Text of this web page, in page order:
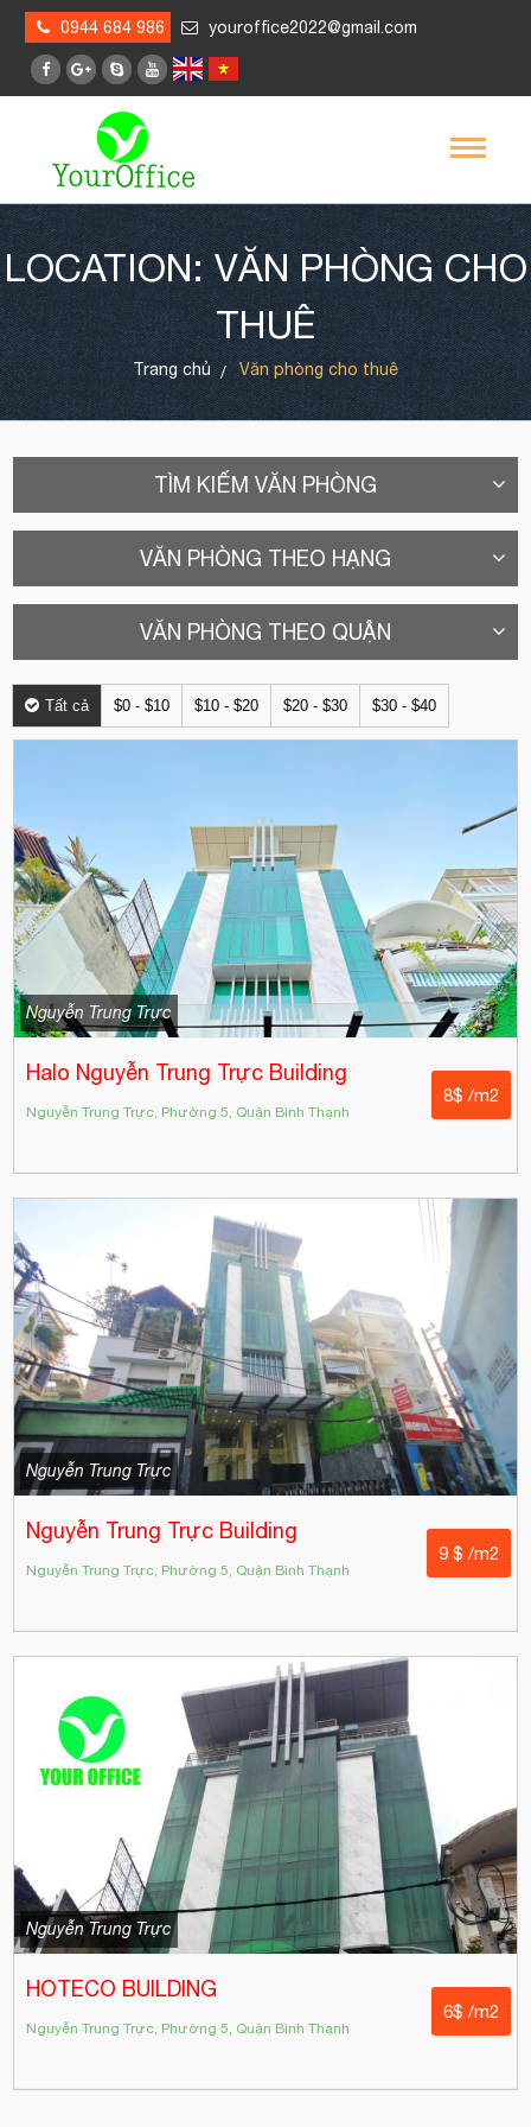
0944 684 986 youroffice2022@gmail.com
LOCATION: VĂN PHÒNG CHO
THUÊ
Trang chủ Văn phòng cho thuê
TÌM KIẾM VĂN PHÒNG
VĂN PHÒNG THEO HẠNG
VĂN PHÒNG THEO QUẬN
Tất cả $0 - $10 $10 - $20 $20 - $30 $30 - $40
Nguyễn Trung Trực
Halo Nguyễn Trung Trực Building
Nguyễn Trung Trực, Phường 5, Quận Bình Thạnh
8$ /m2
Nguyễn Trung Trực
Nguyễn Trung Trực Building
Nguyễn Trung Trực, Phường 5, Quận Bình Thạnh
9 $ /m2
Nguyễn Trung Trực
HOTECO BUILDING
Nguyễn Trung Trực, Phường 5, Quận Bình Thạnh
6$ /m2